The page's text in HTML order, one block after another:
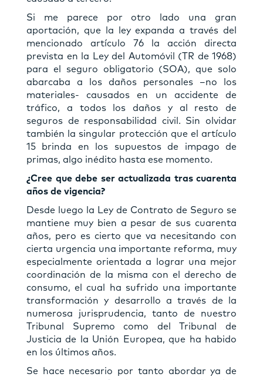
Si me parece por otro lado una gran
aportación, que la ley expanda a través del
mencionado artículo 76 la acción directa
prevista en la Ley del Automóvil (TR de 1968)
para el seguro obligatorio (SOA), que solo
abarcaba a los daños personales –no los
materiales- causados en un accidente de
tráfico, a todos los daños y al resto de
seguros de responsabilidad civil. Sin olvidar
también la singular protección que el artículo
15 brinda en los supuestos de impago de
primas, algo inédito hasta ese momento.
¿Cree que debe ser actualizada tras cuarenta
años de vigencia?
Desde luego la Ley de Contrato de Seguro se
mantiene muy bien a pesar de sus cuarenta
años, pero es cierto que va necesitando con
cierta urgencia una importante reforma, muy
especialmente orientada a lograr una mejor
coordinación de la misma con el derecho de
consumo, el cual ha sufrido una importante
transformación y desarrollo a través de la
numerosa jurisprudencia, tanto de nuestro
Tribunal Supremo como del Tribunal de
Justicia de la Unión Europea, que ha habido
en los últimos años.
Se hace necesario por tanto abordar ya de